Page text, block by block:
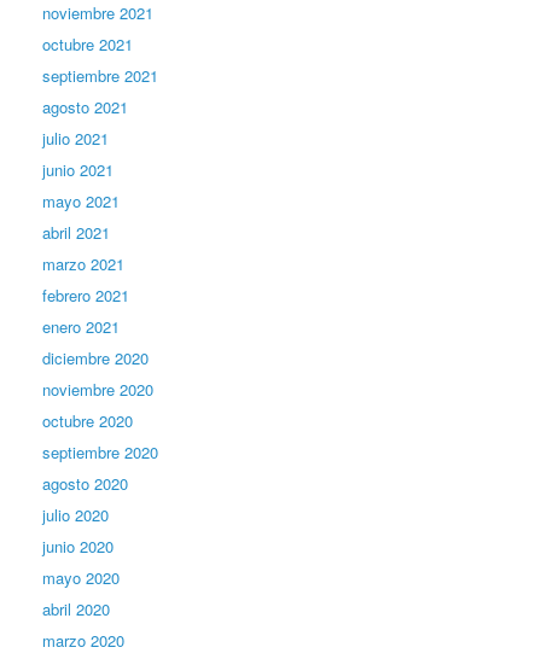
noviembre 2021
octubre 2021
septiembre 2021
agosto 2021
julio 2021
junio 2021
mayo 2021
abril 2021
marzo 2021
febrero 2021
enero 2021
diciembre 2020
noviembre 2020
octubre 2020
septiembre 2020
agosto 2020
julio 2020
junio 2020
mayo 2020
abril 2020
marzo 2020